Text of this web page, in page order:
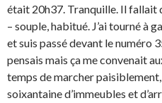
était 20h37. Tranquille. Il fallait
– souple, habitué. J’ai tourné à
et suis passé devant le numéro
pensais mais ça me convenait
temps de marcher
soixantaine d’immeubles et